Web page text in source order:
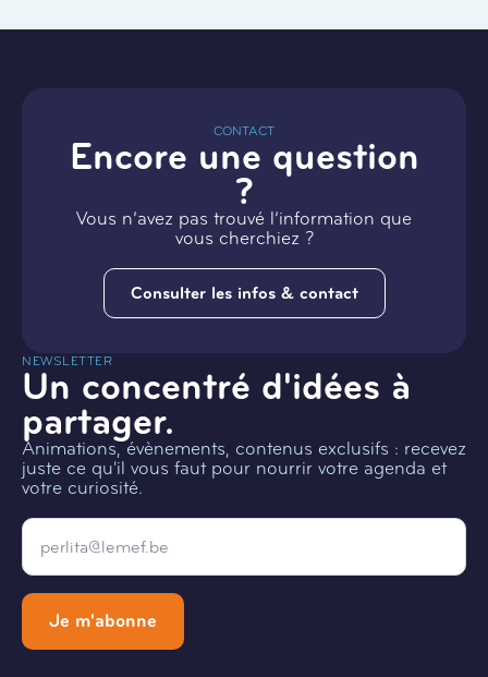
CONTACT
Encore une question
?
Vous n’avez pas trouvé l’information que
vous cherchiez ?
Consulter les infos & contact
NEWSLETTER
Un concentré d'idées à
partager.
Animations, évènements, contenus exclusifs : recevez
juste ce qu'il vous faut pour nourrir votre agenda et
votre curiosité.
Email
Je m'abonne